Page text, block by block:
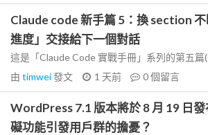
Claude code 新手篇 5：換 section
進度」交接給下一個對話
這是「Claude Code 實戰手冊」系列的第五篇
由 timwei發文 1 天前 0個留言
WordPress 7.1 版本將於 8 月 19 日
礙功能引發用戶群的擔憂？